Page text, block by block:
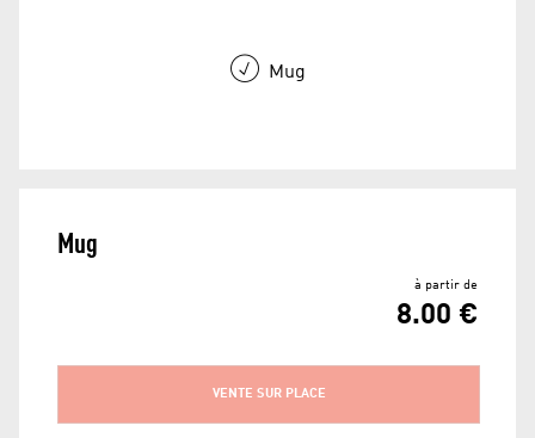
Mug
Mug
à partir de
8.00 €
VENTE SUR PLACE